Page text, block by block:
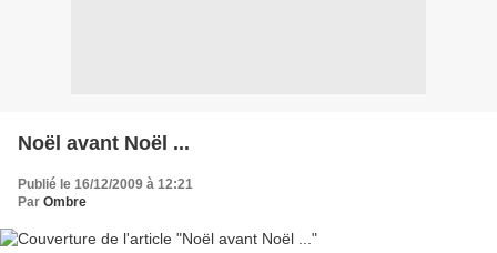
Noël avant Noël ...
Publié le 16/12/2009 à 12:21
Par Ombre